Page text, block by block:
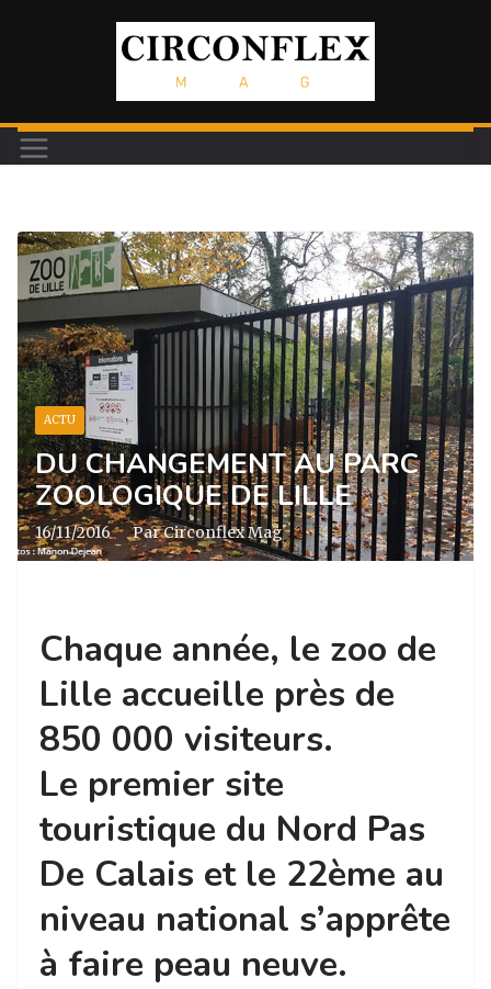
ACTU
DU CHANGEMENT AU PARC
ZOOLOGIQUE DE LILLE
16/11/2016 · Par Circonflex Mag
Chaque année, le zoo de
Lille accueille près de
850 000 visiteurs.
Le premier site
touristique du Nord Pas
De Calais et le 22ème au
niveau national s’apprête
à faire peau neuve.